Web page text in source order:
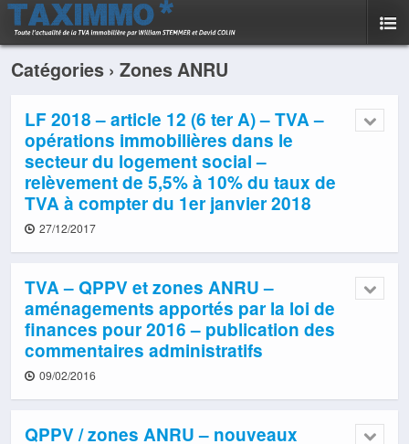
Catégories › Zones ANRU
LF 2018 – article 12 (6 ter A) – TVA –
opérations immobilières dans le
secteur du logement social –
relèvement de 5,5% à 10% du taux de
TVA à compter du 1er janvier 2018
27/12/2017
TVA – QPPV et zones ANRU –
aménagements apportés par la loi de
finances pour 2016 – publication des
commentaires administratifs
09/02/2016
QPPV / zones ANRU – nouveaux